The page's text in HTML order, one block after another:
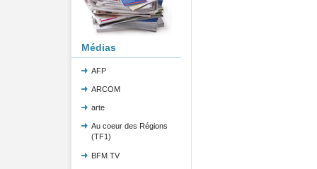
Médias
AFP
ARCOM
arte
Au coeur des Régions
(TF1)
BFM TV